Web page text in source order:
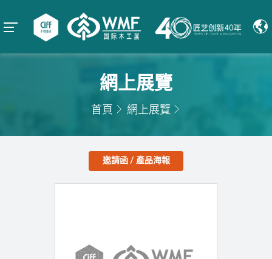
網上展覽
首頁 網上展覽
邀請函 / 產品海報